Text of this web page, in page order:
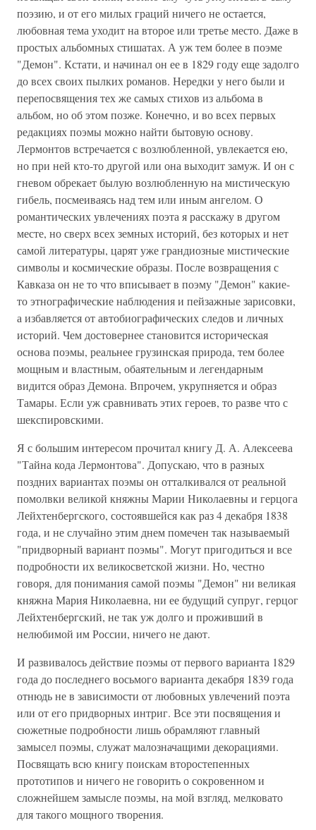
поэзию, и от его милых граций ничего не остается,
любовная тема уходит на второе или третье место. Даже в
простых альбомных стишатах. А уж тем более в поэме
"Демон". Кстати, и начинал он ее в 1829 году еще задолго
до всех своих пылких романов. Нередки у него были и
перепосвящения тех же самых стихов из альбома в
альбом, но об этом позже. Конечно, и во всех первых
редакциях поэмы можно найти бытовую основу.
Лермонтов встречается с возлюбленной, увлекается ею,
но при ней кто-то другой или она выходит замуж. И он с
гневом обрекает былую возлюбленную на мистическую
гибель, посмеиваясь над тем или иным ангелом. О
романтических увлечениях поэта я расскажу в другом
месте, но сверх всех земных историй, без которых и нет
самой литературы, царят уже грандиозные мистические
символы и космические образы. После возвращения с
Кавказа он не то что вписывает в поэму "Демон" какие-
то этнографические наблюдения и пейзажные зарисовки,
а избавляется от автобиографических следов и личных
историй. Чем достовернее становится историческая
основа поэмы, реальнее грузинская природа, тем более
мощным и властным, обаятельным и легендарным
видится образ Демона. Впрочем, укрупняется и образ
Тамары. Если уж сравнивать этих героев, то разве что с
шекспировскими.
Я с большим интересом прочитал книгу Д. А. Алексеева
"Тайна кода Лермонтова". Допускаю, что в разных
поздних вариантах поэмы он отталкивался от реальной
помолвки великой княжны Марии Николаевны и герцога
Лейхтенбергского, состоявшейся как раз 4 декабря 1838
года, и не случайно этим днем помечен так называемый
"придворный вариант поэмы". Могут пригодиться и все
подробности их великосветской жизни. Но, честно
говоря, для понимания самой поэмы "Демон" ни великая
княжна Мария Николаевна, ни ее будущий супруг, герцог
Лейхтенбергский, не так уж долго и проживший в
нелюбимой им России, ничего не дают.
И развивалось действие поэмы от первого варианта 1829
года до последнего восьмого варианта декабря 1839 года
отнюдь не в зависимости от любовных увлечений поэта
или от его придворных интриг. Все эти посвящения и
сюжетные подробности лишь обрамляют главный
замысел поэмы, служат малозначащими декорациями.
Посвящать всю книгу поискам второстепенных
прототипов и ничего не говорить о сокровенном и
сложнейшем замысле поэмы, на мой взгляд, мелковато
для такого мощного творения.